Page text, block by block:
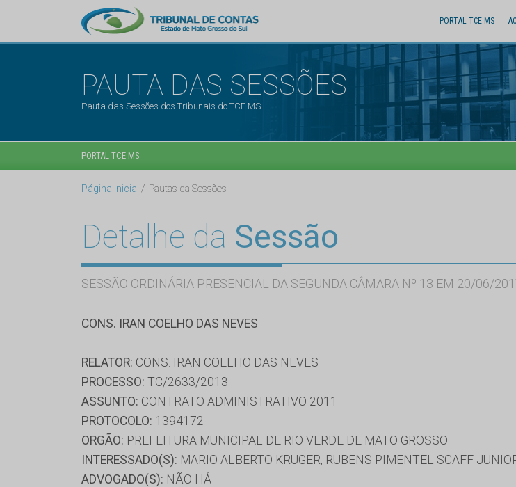
PORTAL TCE MS
PAUTA DAS SESSÕES
Pauta das Sessões dos Tribunais do TCE MS
PORTAL TCE MS
Página Inicial Pautas da Sessões
Detalhe da Sessão
SESSÃO ORDINÁRIA PRESENCIAL DA SEGUNDA CÂMARA Nº 13 EM 20/06/
CONS. IRAN COELHO DAS NEVES
RELATOR: CONS. IRAN COELHO DAS NEVES
PROCESSO: TC/2633/2013
ASSUNTO: CONTRATO ADMINISTRATIVO 2011
PROTOCOLO: 1394172
ORGÃO: PREFEITURA MUNICIPAL DE RIO VERDE DE MATO GROSSO
INTERESSADO(S): MARIO ALBERTO KRUGER, RUBENS PIMENTEL SCAFF
ADVOGADO(S): NÃO HÁ